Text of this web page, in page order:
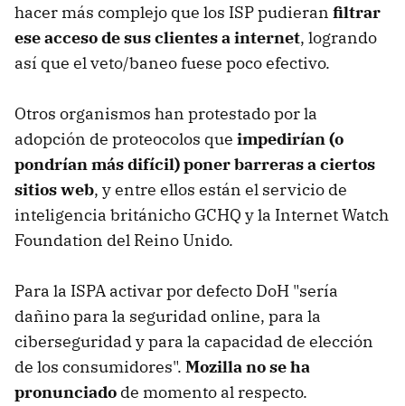
hacer más complejo que los ISP pudieran filtrar
ese acceso de sus clientes a internet, logrando
así que el veto/baneo fuese poco efectivo.
Otros organismos han protestado por la
adopción de proteocolos que impedirían (o
pondrían más difícil) poner barreras a ciertos
sitios web, y entre ellos están el servicio de
inteligencia británicho GCHQ y la Internet Watch
Foundation del Reino Unido.
Para la ISPA activar por defecto DoH "sería
dañino para la seguridad online, para la
ciberseguridad y para la capacidad de elección
de los consumidores". Mozilla no se ha
pronunciado de momento al respecto.